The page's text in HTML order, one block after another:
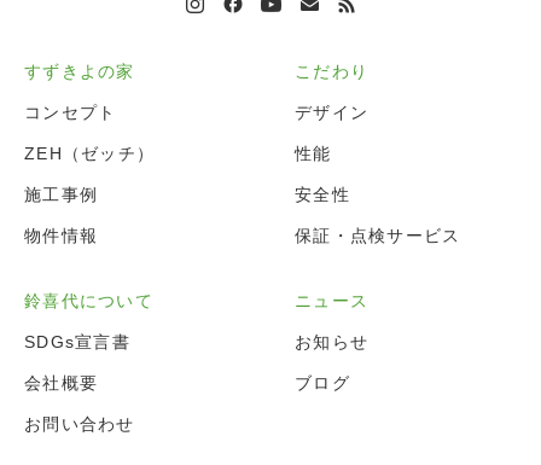
すずきよの家
コンセプト
ZEH（ゼッチ）
施工事例
物件情報
こだわり
デザイン
性能
安全性
保証・点検サービス
鈴喜代について
SDGs宣言書
会社概要
お問い合わせ
ニュース
お知らせ
ブログ